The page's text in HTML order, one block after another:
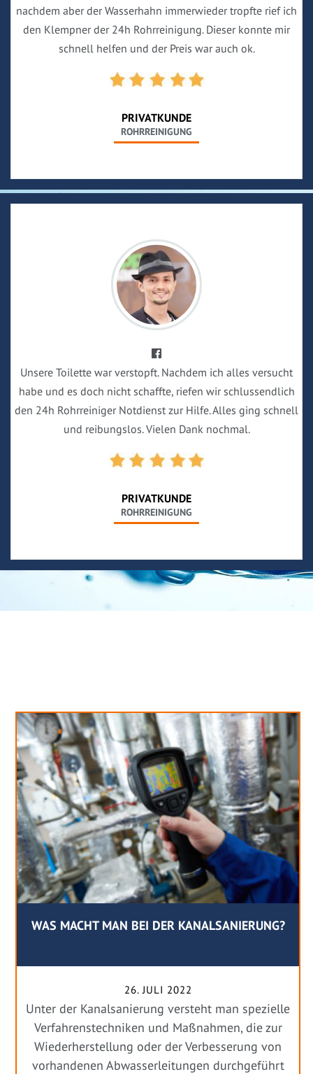
nachdem aber der Wasserhahn immerwieder tropfte rief ich
den Klempner der 24h Rohrreinigung. Dieser konnte mir
schnell helfen und der Preis war auch ok.
PRIVATKUNDE
ROHRREINIGUNG
Unsere Toilette war verstopft. Nachdem ich alles versucht
habe und es doch nicht schaffte, riefen wir schlussendlich
den 24h Rohrreiniger Notdienst zur Hilfe. Alles ging schnell
und reibungslos. Vielen Dank nochmal.
PRIVATKUNDE
ROHRREINIGUNG
WAS MACHT MAN BEI DER KANALSANIERUNG?
26. JULI 2022
Unter der Kanalsanierung versteht man spezielle
Verfahrenstechniken und Maßnahmen, die zur
Wiederherstellung oder der Verbesserung von
vorhandenen Abwasserleitungen durchgeführt